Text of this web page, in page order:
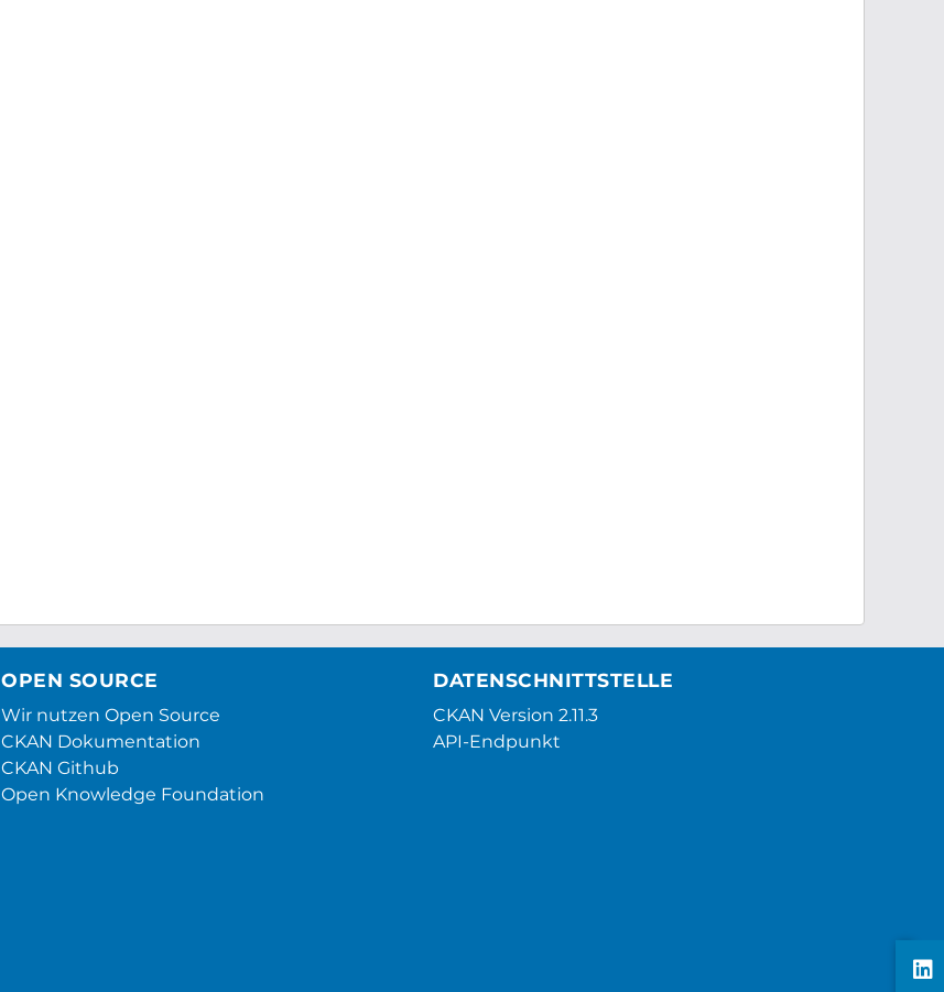
OPEN SOURCE
Wir nutzen Open Source
CKAN Dokumentation
CKAN Github
Open Knowledge Foundation
DATENSCHNITTSTELLE
CKAN Version 2.11.3
API-Endpunkt